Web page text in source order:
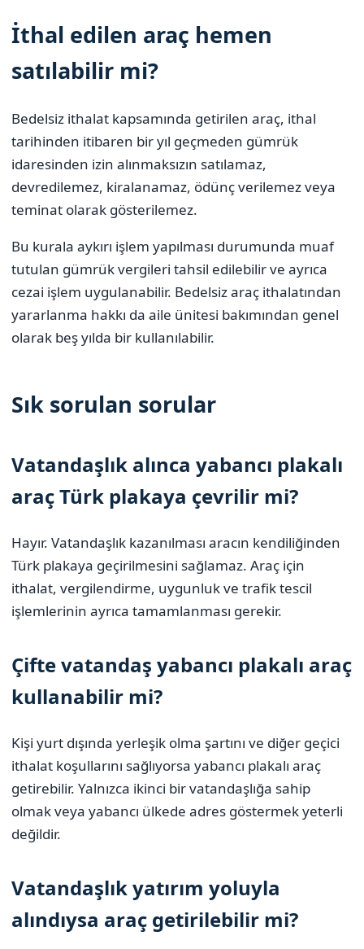
İthal edilen araç hemen
satılabilir mi?
Bedelsiz ithalat kapsamında getirilen araç, ithal
tarihinden itibaren bir yıl geçmeden gümrük
idaresinden izin alınmaksızın satılamaz,
devredilemez, kiralanamaz, ödünç verilemez veya
teminat olarak gösterilemez.
Bu kurala aykırı işlem yapılması durumunda muaf
tutulan gümrük vergileri tahsil edilebilir ve ayrıca
cezai işlem uygulanabilir. Bedelsiz araç ithalatından
yararlanma hakkı da aile ünitesi bakımından genel
olarak beş yılda bir kullanılabilir.
Sık sorulan sorular
Vatandaşlık alınca yabancı plakalı
araç Türk plakaya çevrilir mi?
Hayır. Vatandaşlık kazanılması aracın kendiliğinden
Türk plakaya geçirilmesini sağlamaz. Araç için
ithalat, vergilendirme, uygunluk ve trafik tescil
işlemlerinin ayrıca tamamlanması gerekir.
Çifte vatandaş yabancı plakalı araç
kullanabilir mi?
Kişi yurt dışında yerleşik olma şartını ve diğer geçici
ithalat koşullarını sağlıyorsa yabancı plakalı araç
getirebilir. Yalnızca ikinci bir vatandaşlığa sahip
olmak veya yabancı ülkede adres göstermek yeterli
değildir.
Vatandaşlık yatırım yoluyla
alındıysa araç getirilebilir mi?